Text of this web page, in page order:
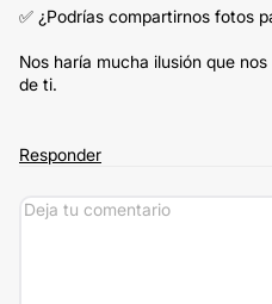
✅ ¿Podrías compartirnos fotos
Nos haría mucha ilusión que
de ti.
Responder